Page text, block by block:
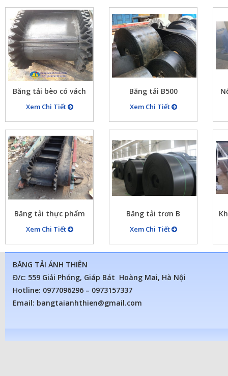
Băng tải bèo có vách
ngăn
Xem Chi Tiết
Băng tải B500
Xem Chi Tiết
Băng tải thực phẩm
Xem Chi Tiết
Băng tải trơn B
1000x5x10
Xem Chi Tiết
BĂNG TẢI ÁNH THIÊN
Đ/c: 559 Giải Phóng, Giáp Bát Hoàng Mai, Hà Nội
Hotline: 0977096296 – 0973157337
Email: bangtaianhthien@gmail.com